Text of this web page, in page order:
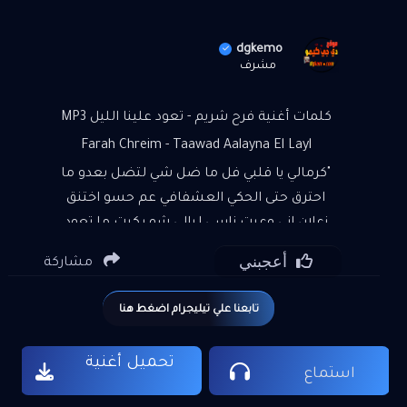
استماع
تابعنا علي تيليجرام اضغط هنا
تحميل أغنية
dgkemo
مشرف
كلمات أغنية فرح شريم - تعود علينا الليل MP3
Farah Chreim - Taawad Aalayna El Layl
"كرمالي يا قلبي فل ما ضل شي لتضل بعدو ما
احترق حتى الحكي العشفافي عم حسو اختنق
زعلان اني وعيت ناسي ليالي شو بكيت ما تعود
علينا الليل يا قلبي عالسهر تعود علينا الليل يا
قلبي عالسهر نحكي مع النجمات ونشكي للقمر
تعود علينا الليل تعود علينا الليل تعود علينا
الليل يا قلبي عالسهر قالو الوجع والمر عالكل رح
بيمر وانا قلبي انوجع كم مرة هدّى الفرح عن بابي
ورجع بدك عيد اللي صار واقلب حياتي نار مجنون
لو بتختار يا قلبي اني ضل"
مشاركة أعجبني